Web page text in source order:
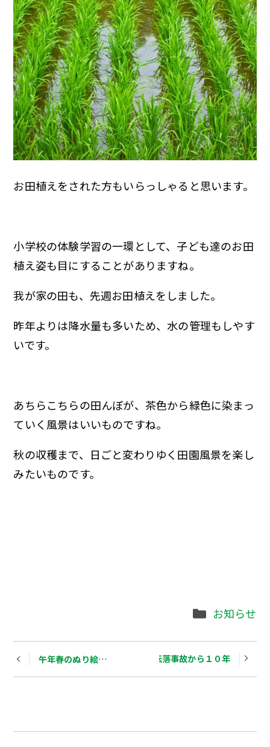
お田植えをされた方もいらっしゃると思います。
小学校の体験学習の一環として、子ども達のお田
植え姿も目にすることがありますね。
我が家の田も、先週お田植えをしました。
昨年よりは降水量も多いため、水の管理もしやす
いです。
あちらこちらの田んぼが、茶色から緑色に染まっ
ていく風景はいいものですね。
秋の収穫まで、日ごと変わりゆく田園風景を楽し
みたいものです。
Categories
お知らせ
Post
午年春のぬり絵展示会 スキーバス転落事故から１０年